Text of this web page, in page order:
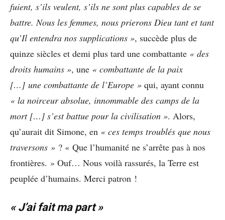
fuient, s’ils veulent, s’ils ne sont plus capables de se
battre. Nous les femmes, nous prierons Dieu tant et tant
qu’Il entendra nos supplications », succède plus de
quinze siècles et demi plus tard une combattante « des
droits humains », une « combattante de la paix
[…] une combattante de l’Europe » qui, ayant connu
« la noirceur absolue, innommable des camps de la
mort […] s’est battue pour la civilisation ». Alors,
qu’aurait dit Simone, en « ces temps troublés que nous
traversons » ? « Que l’humanité ne s’arrête pas à nos
frontières. » Ouf… Nous voilà rassurés, la Terre est
peuplée d’humains. Merci patron !
« J’ai fait ma part »